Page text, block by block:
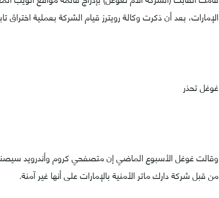
الإمارات، بعد أن ذكرت وكالة رويترز قيام الشركة بعملية اختراق
غوغل تحذر
وقالت غوغل الأسبوع الماضي إن متصفحي كروم وأندرويد
من قبل شركة دارك ماتر الأمنية بالإمارات على أنها غير آمنة.